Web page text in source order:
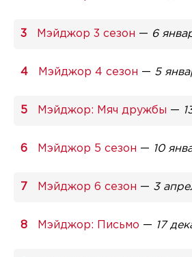
Мэйджор 3 сезон — 6
Мэйджор 4 сезон — 5
Мэйджор: Мяч дружбы —
Мэйджор 5 сезон — 10
Мэйджор 6 сезон — 3
Мэйджор: Письмо — 17